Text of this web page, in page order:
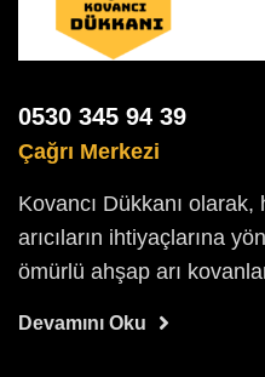
0530 345 94 39
Çağrı Merkezi
Kovancı Dükkanı
arıcıların ihtiyaçlarına
ömürlü ahşap arı
Devamını Oku